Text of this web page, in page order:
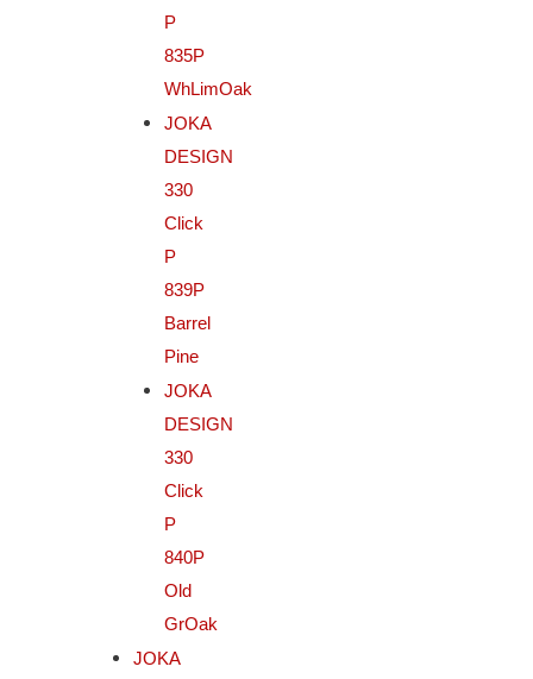
P
835P
WhLimOak
JOKA
DESIGN
330
Click
P
839P
Barrel
Pine
JOKA
DESIGN
330
Click
P
840P
Old
GrOak
JOKA